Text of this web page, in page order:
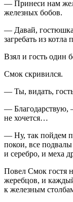
— Принеси нам
железных бобов.
— Давай,
загребать из
Взял и гость один
Смок скривился.
— Ты, видать,
— Благодарствую,
не хочется…
— Ну, так пойдем
покои, все
и серебро, и меха
Повел Смок гостя
жеребцов, и
к железным